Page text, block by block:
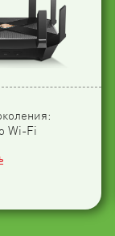
Wi-Fi